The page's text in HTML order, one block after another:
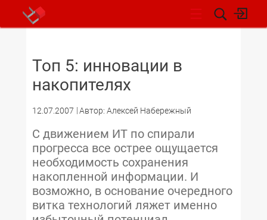
Топ 5: инновации в
накопителях
12.07.2007 Автор: Алексей Набережный
С движением ИТ по спирали
прогресса все острее ощущается
необходимость сохранения
накопленной информации. И
возможно, в основание очередного
витка технологий ляжет именно